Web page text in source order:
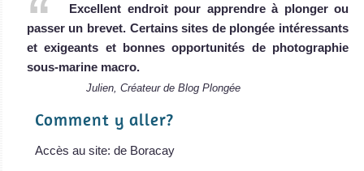
Excellent endroit pour apprendre à plonger ou
passer un brevet. Certains sites de plongée intéressants
et exigeants et bonnes opportunités de photographie
sous-marine macro.
Julien, Créateur de Blog Plongée
Comment y aller?
Accès au site: de Boracay